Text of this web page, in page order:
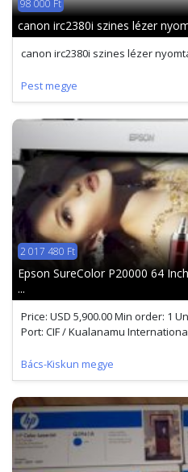
98 000 Ft
canon irc2380i szines lézer
canon irc2380i szines lézer
Pest megye
2 017 480 Ft
Epson SureColor P20000 64
...
Price: USD 5,900.00 Min order: 1
Port: CIF / Kualanamu
Bács-Kiskun megye